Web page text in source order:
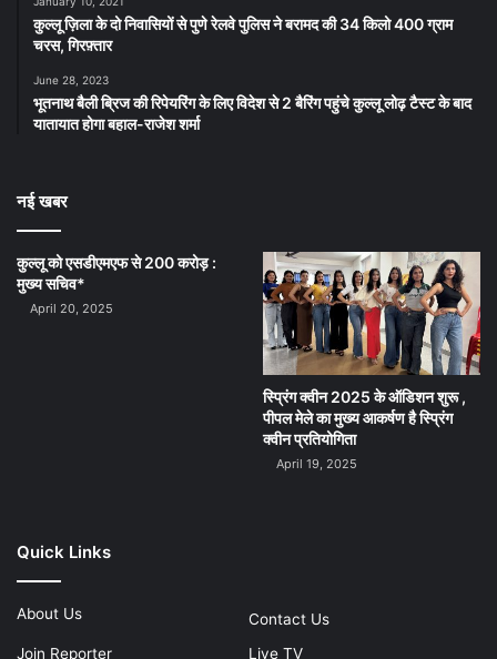
कुल्लू ज़िला के दो निवासियों से पुणे रेलवे पुलिस ने बरामद की 34 किलो 400 ग्राम
चरस, गिरफ़्तार
June 28, 2023
भूतनाथ बैली ब्रिज की रिपेयरिंग के लिए विदेश से 2 बैरिंग पहुंचे कुल्लू लोढ़ टैस्ट के बाद
यातायात होगा बहाल-राजेश शर्मा
नई खबर
कुल्लू को एसडीएमएफ से 200 करोड़ :
मुख्य सचिव*
April 20, 2025
स्प्रिंग क्वीन 2025 के ऑडिशन शुरू ,
पीपल मेले का मुख्य आकर्षण है स्प्रिंग
क्वीन प्रतियोगिता
April 19, 2025
Quick Links
About Us
Contact Us
Join Reporter
Live TV